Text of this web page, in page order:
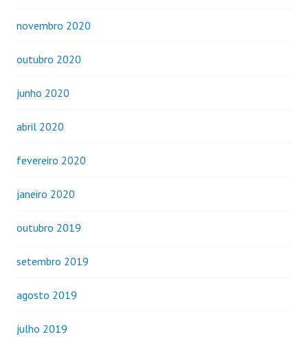
novembro 2020
outubro 2020
junho 2020
abril 2020
fevereiro 2020
janeiro 2020
outubro 2019
setembro 2019
agosto 2019
julho 2019